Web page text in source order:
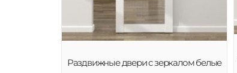
Раздвижные двери с зеркалом белые